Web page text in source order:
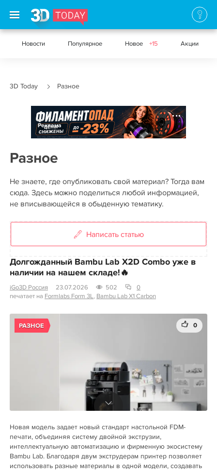
Новости Популярное Новое +15 Акции
3D Today Разное
Реклама
Разное
Не знаете, где опубликовать свой материал? Тогда вам
сюда. Здесь можно поделиться любой информацией,
не вписывающейся в обыденную тематику.
Написать статью
Долгожданный Bambu Lab X2D Combo уже в
наличии на нашем складе!🔥
iGo3D Россия 23.07.2026 502
0
печатает на Formlabs Form 3L, Bambu Lab X1 Carbon
РАЗНОЕ 0
Новая модель задает новый стандарт настольной FDM-
печати, объединяя систему двойной экструзии,
интеллектуальную автоматизацию и фирменную экосистему
Bambu Lab. Благодаря двум экструдерам принтер позволяет
использовать разные материалы в одной модели, создавать